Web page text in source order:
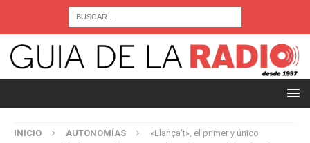
INICIO AUTONOMÍAS
«Llança’t», el primer y único